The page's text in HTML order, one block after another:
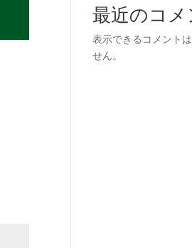
最近のコメ
表示できるコメント
せん。